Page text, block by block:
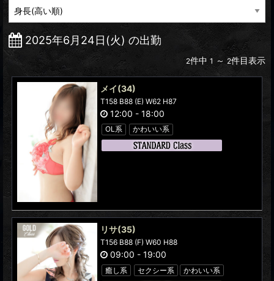
2025年6月24日(火) の出勤
2件中 1 ～ 2件目表示
メイ(34)
T158 B88 (E) W62 H87
12:00 - 18:00
OL系 かわいい系
リサ(35)
T156 B88 (F) W60 H88
09:00 - 19:00
癒し系 セクシー系 かわいい系